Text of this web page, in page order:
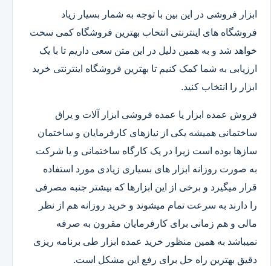
ابزار فروشی در این بین با توجه به شمار بسیار زیاد
فروشگاه های اینترنتی انتخاب بهترین فروشگاه کمی سخت
خواهد شد و به همین دلیل در این متن سعی داریم تا با یک
ارزیابی به شما کمک کنیم تا بهترین فروشگاه اینترنتی خرید
ابزار را انتخاب کنید.
فروش عمده ابزار یا عمده فروشی ابزار آلات و یراق
ساختمانی همیشه یکی از نیازهای کارفرمایان و ساختمان
سازها بوده است زیرا در یک کارگاه ساختمانی و یا شرکت
به صورت روزانه ابزار های بسیاری زیادی مورد استفاده
قرار میگیرد و برخی از این ابزارها که بیشتر جنبه مصرفی
را دارند به سرعت تمام میشوند و خرید روزانه هم از نظر
مالی و هم زمانی برای کارفرمایان مقرون به صرفه
نمیباشد به همین منظور خرید عمده ابزار طی برنامه ریزی
دقیق بهترین راه حل برای رفع این مشکل است.